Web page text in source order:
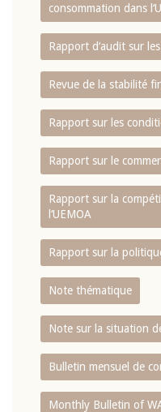
consommation dans
Rapport d‘audit sur
Revue de la stabilité
Rapport sur les
Rapport sur le
Rapport sur la
l‘UEMOA
Rapport sur la
Note thématique
Note sur la situation
Bulletin mensuel de
Monthly Bulletin of